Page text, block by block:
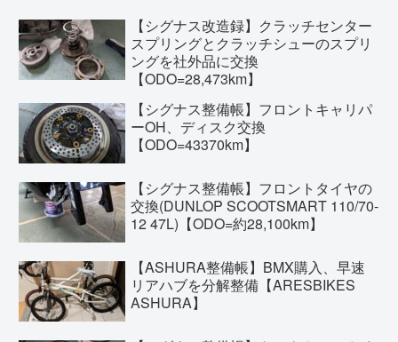
【シグナス改造録】クラッチセンター
スプリングとクラッチシューのスプリ
ングを社外品に交換
【ODO=28,473km】
【シグナス整備帳】フロントキャリパ
ーOH、ディスク交換
【ODO=43370km】
【シグナス整備帳】フロントタイヤの
交換(DUNLOP SCOOTSMART 110/70-
12 47L)【ODO=約28,100km】
【ASHURA整備帳】BMX購入、早速
リアハブを分解整備【ARESBIKES
ASHURA】